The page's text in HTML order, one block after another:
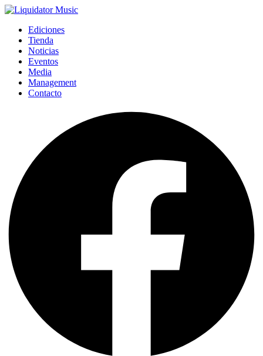
Ediciones
Tienda
Noticias
Eventos
Media
Management
Contacto